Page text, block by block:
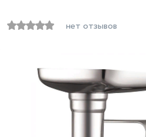
нет отзывов